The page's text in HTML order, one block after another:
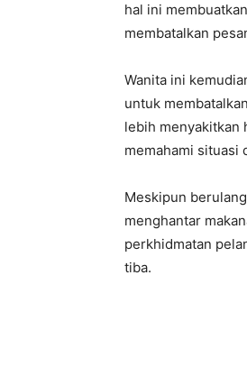
hal ini
membatalkan
Wanita ini
untuk
lebih menyakitkan
memahami situasi
Meskipun
menghantar
perkhidmatan
tiba.